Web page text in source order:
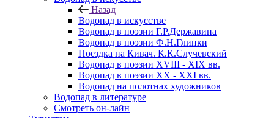
Назад
Водопад в искусстве
Водопад в поэзии Г.Р.Державина
Водопад в поэзии Ф.Н.Глинки
Поездка на Кивач. К.К.Случевский
Водопад в поэзии XVIII - XIX вв.
Водопад в поэзии XX - XXI вв.
Водопад на полотнах художников
Водопад в литературе
Смотреть он-лайн